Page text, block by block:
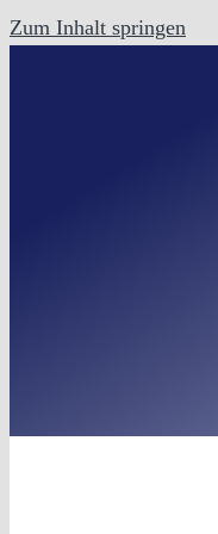
Zum Inhalt springen